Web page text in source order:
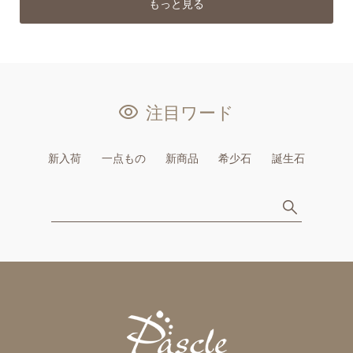
もっと見る
注目ワード
新入荷 一点もの 新商品 希少石 誕生石